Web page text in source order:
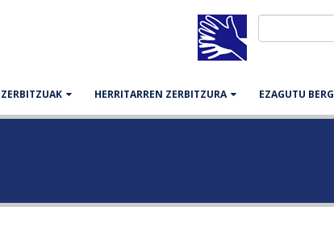
HERRITARREN ZERBITZURA EZAGUTU